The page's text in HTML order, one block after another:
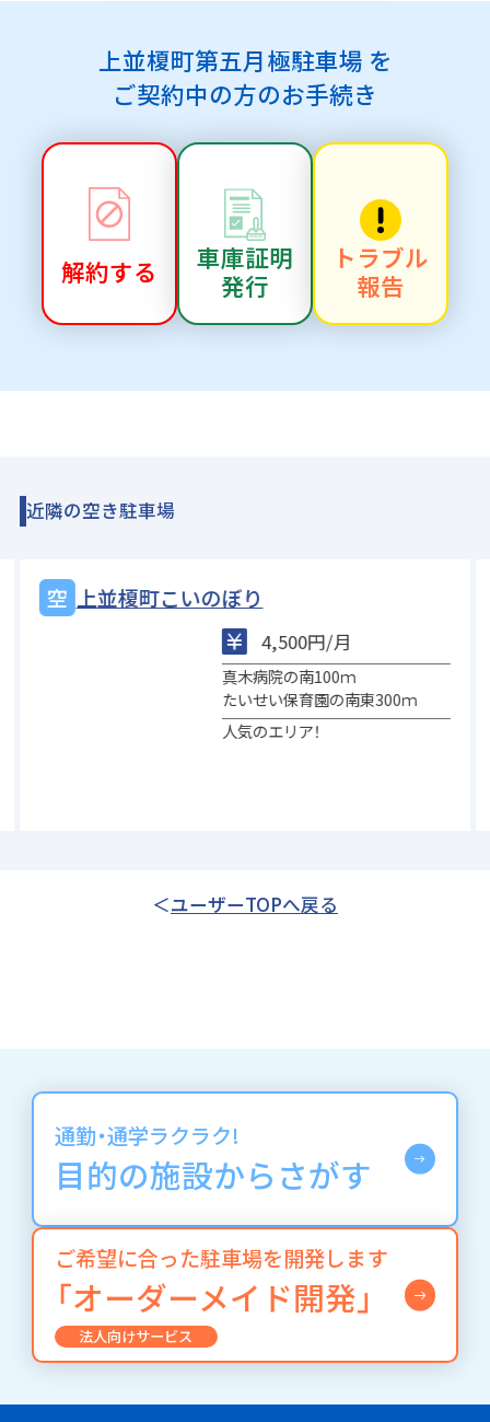
上並榎町第五月極駐車場 を
ご契約中の方のお手続き
解約する
車庫証明
発行
トラブル
報告
近隣の空き駐車場
上並榎町こいのぼり
4,500円/月
真木病院の南100ｍ
たいせい保育園の南東300ｍ
人気のエリア！
ユーザーTOPへ戻る
通勤・通学ラクラク!
目的の施設からさがす
ご希望に合った駐車場を開発します
「オーダーメイド開発」
法人向けサービス